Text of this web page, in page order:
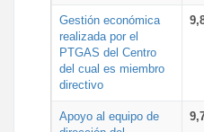
Gestión económica
realizada por el
PTGAS del Centro
del cual es miembro
directivo
Apoyo al equipo de